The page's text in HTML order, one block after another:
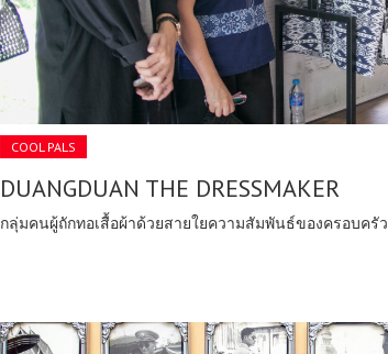
COOL PALS
DUANGDUAN THE DRESSMAKER
กลุ่มคนผู้ถักทอเสื้อผ้าด้วยสายใยความสัมพันธ์ของครอบครัว